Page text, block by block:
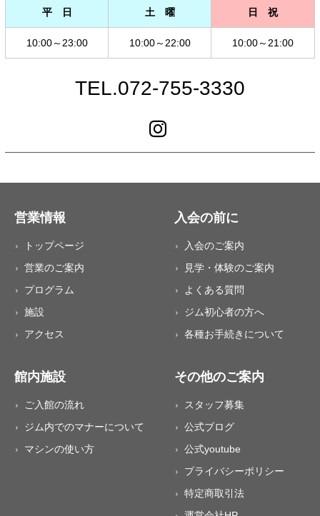
平 日 土 曜 日 祝
10:00～23:00 10:00～22:00 10:00～21:00
TEL.072-755-3330
営業情報
トップページ
営業のご案内
プログラム
施設
アクセス
入会の前に
入会のご案内
見学・体験のご案内
よくある質問
ジム初心者の方へ
各種お手続きについて
館内施設
ご入館の流れ
ジム内でのマナーについて
マシンの使い方
その他のご案内
スタッフ募集
公式ブログ
公式youtube
プライバシーポリシー
特定商取引法